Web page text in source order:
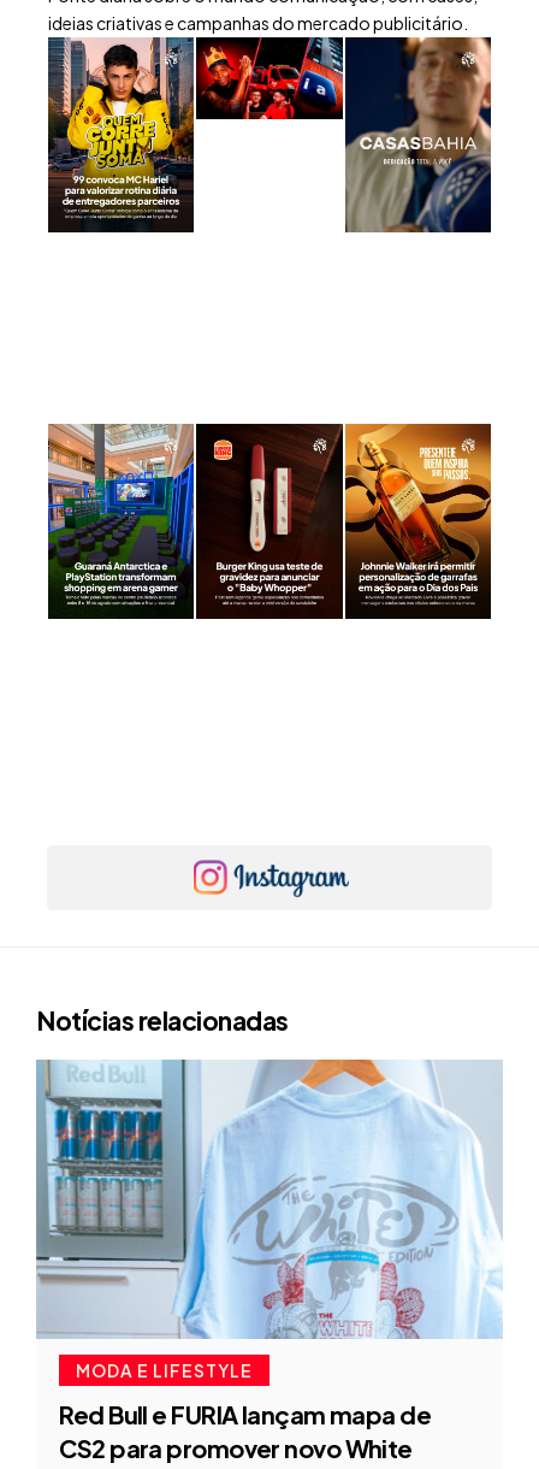
ideias criativas e campanhas do mercado publicitário.
Notícias relacionadas
MODA E LIFESTYLE
Red Bull e FURIA lançam mapa de
CS2 para promover novo White